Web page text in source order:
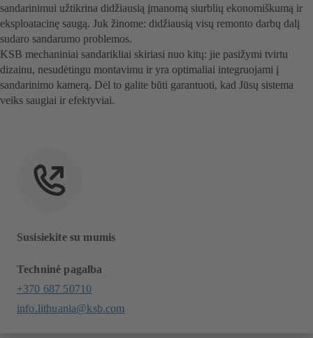
sandarinimui užtikrina didžiausią įmanomą siurblių ekonomiškumą ir
eksploatacinę saugą. Juk žinome: didžiausią visų remonto darbų dalį
sudaro sandarumo problemos.
KSB mechaniniai sandarikliai skiriasi nuo kitų: jie pasižymi tvirtu
dizainu, nesudėtingu montavimu ir yra optimaliai integruojami į
sandarinimo kamerą. Dėl to galite būti garantuoti, kad Jūsų sistema
veiks saugiai ir efektyviai.
Susisiekite su mumis
Techninė pagalba
+370 687 50710
info.lithuania@ksb.com